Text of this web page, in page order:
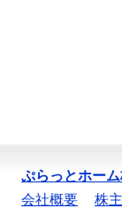
ぷらっとホー
会社概要
株